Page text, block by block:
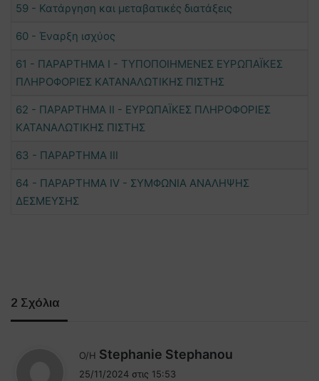
59 - Κατάργηση και μεταβατικές διατάξεις
60 - Έναρξη ισχύος
61 - ΠΑΡΑΡΤΗΜΑ I - ΤΥΠΟΠΟΙΗΜΕΝΕΣ ΕΥΡΩΠΑΪΚΕΣ
ΠΛΗΡΟΦΟΡΙΕΣ ΚΑΤΑΝΑΛΩΤΙΚΗΣ ΠΙΣΤΗΣ
62 - ΠΑΡΑΡΤΗΜΑ II - ΕΥΡΩΠΑΪΚΕΣ ΠΛΗΡΟΦΟΡΙΕΣ
ΚΑΤΑΝΑΛΩΤΙΚΗΣ ΠΙΣΤΗΣ
63 - ΠΑΡΑΡΤΗΜΑ III
64 - ΠΑΡΑΡΤΗΜΑ ΙV - ΣΥΜΦΩΝΙΑ ΑΝΑΛΗΨΗΣ
ΔΕΣΜΕΥΣΗΣ
2 Σχόλια
Ο/Η Stephanie Stephanou
25/11/2024 στις 15:53